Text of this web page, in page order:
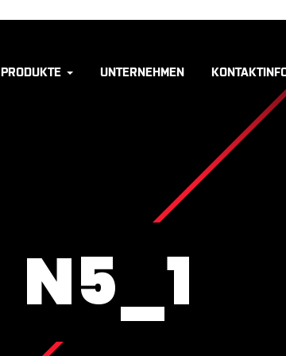
PRODUKTE UNTERNEHMEN
N5_1